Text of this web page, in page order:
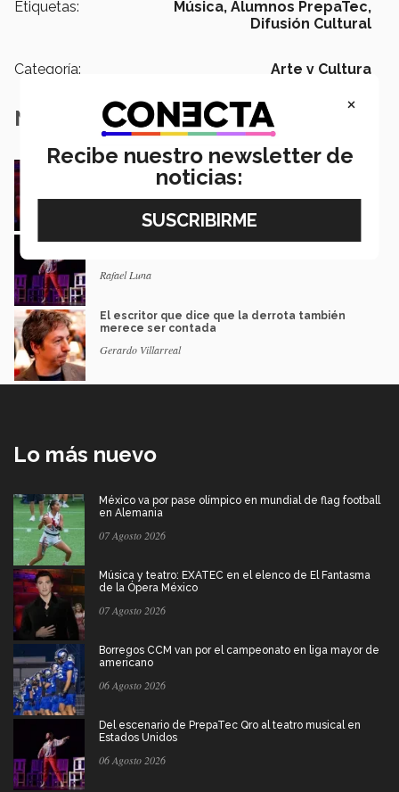
Etiquetas: Música, Alumnos PrepaTec,
Difusión Cultural
Categoría: Arte y Cultura
Notas Relacionadas
Música y teatro: EXATEC en el elenco de El
Fantasma de la Ópera México
Mariajulia Valenzuela Preciado
Del escenario de PrepaTec Qro al teatro
Rafael Luna
El escritor que dice que la derrota también
merece ser contada
Gerardo Villarreal
Lo más nuevo
México va por pase olímpico en mundial de flag football
en Alemania
07 Agosto 2026
Música y teatro: EXATEC en el elenco de El Fantasma
de la Ópera México
07 Agosto 2026
Borregos CCM van por el campeonato en liga mayor de
americano
06 Agosto 2026
Del escenario de PrepaTec Qro al teatro musical en
Estados Unidos
06 Agosto 2026
×
Recibe nuestro newsletter de
noticias: